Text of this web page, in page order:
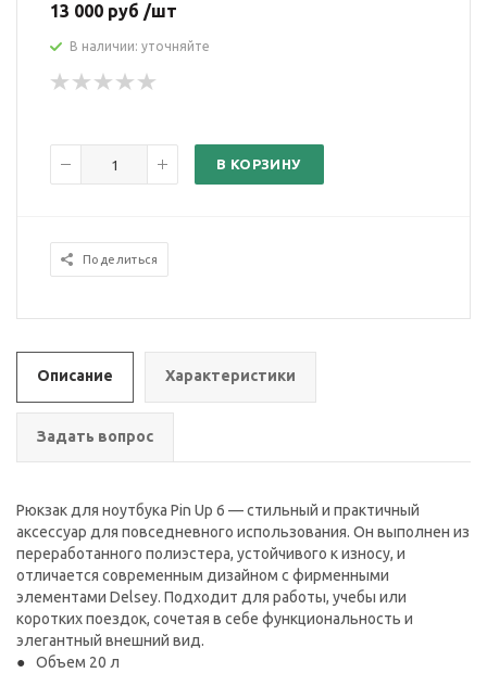
13 000 руб /шт
В наличии: уточняйте
В КОРЗИНУ
Поделиться
Описание Характеристики
Задать вопрос
Рюкзак для ноутбука Pin Up 6 — стильный и практичный
аксессуар для повседневного использования. Он выполнен из
переработанного полиэстера, устойчивого к износу, и
отличается современным дизайном с фирменными
элементами Delsey. Подходит для работы, учебы или
коротких поездок, сочетая в себе функциональность и
элегантный внешний вид.
Объем 20 л